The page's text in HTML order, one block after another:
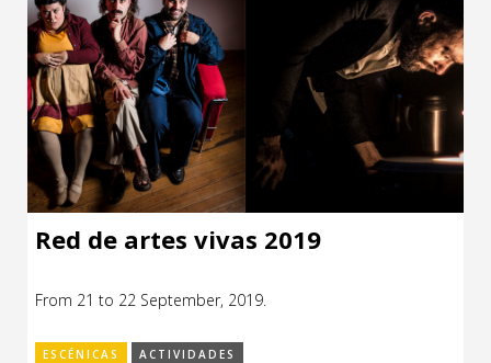
Red de artes vivas 2019
From 21 to 22 September, 2019.
ESCÉNICAS ACTIVIDADES